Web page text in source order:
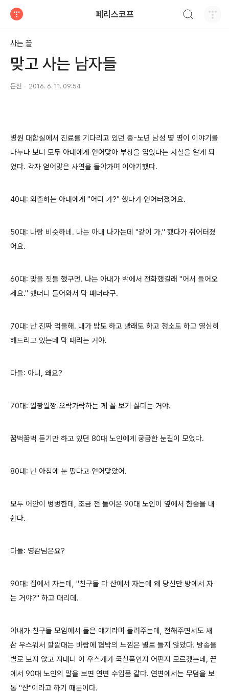
페리스코프
사는 꼴
맞고 사는 남자들
문천 2016. 6. 11. 09:54
병원 대합실에서 진료를 기다리고 있던 중-노년 남성 몇 명이 이야기를
나누다 보니 모두 아내에게 얻어맞아 부상을 입었다는 사실을 알게 되
었다. 각자 얻어맞은 사연을 돌아가며 이야기했다.
40대: 외출하는 아내에게 "어디 가?" 했다가 얻어터졌어요.
50대: 나랑 비슷하네. 나는 아내 나가는데 "같이 가." 했다가 쥐어터졌
어요.
60대: 맞을 짓들 했구먼. 나는 아내가 밖에서 전화했길래 "어서 들어오
세요." 했더니 들어와서 막 패더라구.
70대: 난 진짜 억울해. 내가 밥도 하고 빨래도 하고 청소도 하고 열심히
해드리고 있는데 막 때리는 거야.
다들: 아니, 왜요?
70대: 알짱알짱 오락가락하는 게 꼴 보기 싫다는 거야.
꿈벅꿈벅 듣기만 하고 있던 80대 노인에게 궁금한 눈길이 모였다.
80대: 난 아침에 눈 떴다고 얻어맞았어.
모두 어안이 벙벙한데, 조금 전 들어온 90대 노인이 옆에서 한숨을 내
쉰다.
다들: 영감님은요?
90대: 집에서 자는데, "친구들 다 산에서 자는데 왜 당신만 방에서 자
는 거야?" 하고 때리데.
아내가 친구들 모임에서 들은 얘기라며 들려주는데, 전해주면서도 새
삼 우스워서 깔깔대는 바람에 협박의 느낌은 별로 들지 않았다. 방송을
별로 보지 않고 지내니 이 우스개가 국산품인지 어떤지 모르겠는데, 끝
에서 90대 노인의 말을 보면 연변 수입품 같다. 연변에서는 무덤을 보
통 "산"이라고 하기 때문이다.